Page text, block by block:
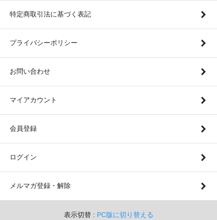
特定商取引法に基づく表記
プライバシーポリシー
お問い合わせ
マイアカウント
会員登録
ログイン
メルマガ登録・解除
表示切替 : PC版に切り替える